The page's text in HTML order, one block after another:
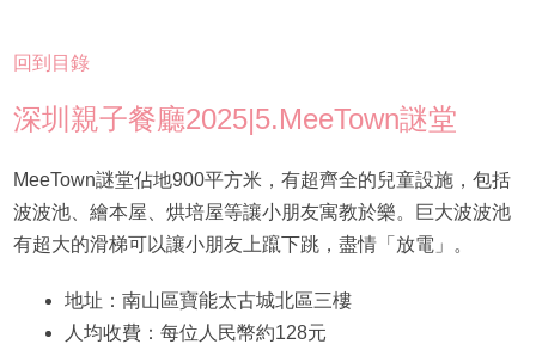
回到目錄
深圳親子餐廳2025|5.MeeTown謎堂
MeeTown謎堂佔地900平方米，有超齊全的兒童設施，包括
波波池、繪本屋、烘培屋等讓小朋友寓教於樂。巨大波波池
有超大的滑梯可以讓小朋友上躥下跳，盡情「放電」。
地址：南山區寶能太古城北區三樓
人均收費：每位人民幣約128元